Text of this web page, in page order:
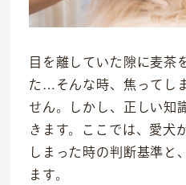
目を離していた隙に麦茶
た…そんな時、焦ってし
せん。しかし、正しい知
きます。ここでは、愛犬
しまった時の判断基準と
ます。